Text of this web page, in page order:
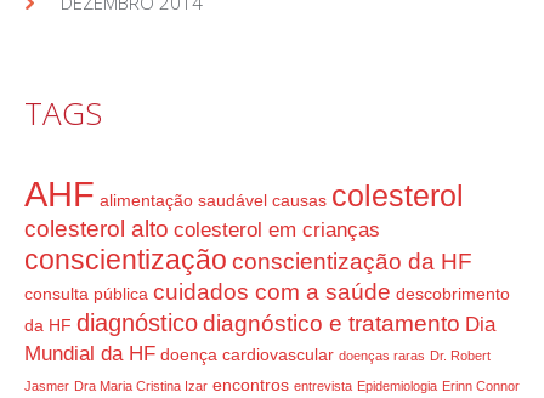
TAGS
AHF alimentação saudável causas colesterol
colesterol alto colesterol em crianças
conscientização conscientização da HF
consulta pública cuidados com a saúde descobrimento
da HF diagnósticodiagnóstico e tratamento Dia
Mundial da HF doença cardiovascular doenças raras Dr. Robert
Jasmer Dra Maria Cristina Izar encontros entrevista Epidemiologia Erinn Connor